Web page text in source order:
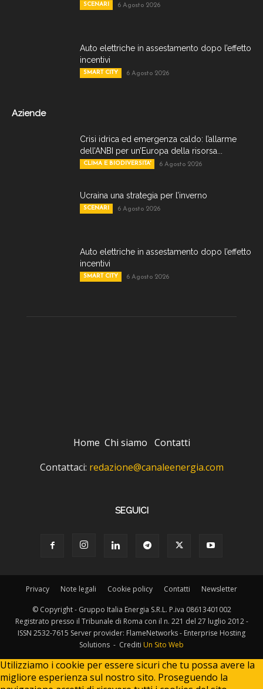
SCENARI 6 Agosto 2026
Auto elettriche in assestamento dopo l’effetto
incentivi
SMART CITY 6 Agosto 2026
Aziende
Crisi idrica ed emergenza caldo: l’allarme
dell’ANBI per un’Europa della risorsa...
CLIMA E BIODIVERSITA' 6 Agosto 2026
Ucraina una strategia per l’inverno
SCENARI 6 Agosto 2026
Auto elettriche in assestamento dopo l’effetto
incentivi
SMART CITY 6 Agosto 2026
Home Chi siamo Contatti
Contattaci: redazione@canaleenergia.com
SEGUICI
Privacy Note legali Cookie policy Contatti Newsletter
© Copyright - Gruppo Italia Energia S.R.L. P.iva 08613401002
Registrato presso il Tribunale di Roma con il n. 221 del 27 luglio 2012 -
ISSN 2532-7615 Server provider: FlameNetworks - Enterprise Hosting
Solutions - Crediti Un Sito Web
Utilizziamo i cookie per essere sicuri che tu possa avere la
migliore esperienza sul nostro sito. Proseguendo la